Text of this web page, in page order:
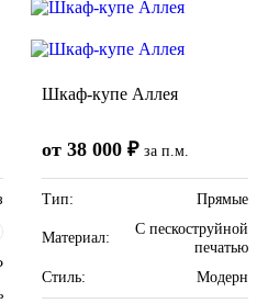
Шкаф-купе Аллея
от 38 000 ₽ за п.м.
Тип: Прямые
Материал:
C пескоструйной
печатью
Стиль:
Модерн